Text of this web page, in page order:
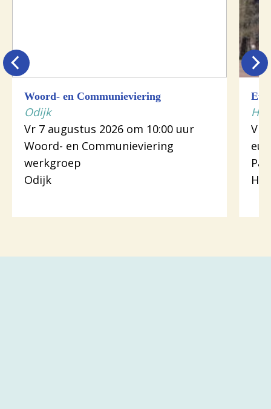
Woord- en Communieviering
Odijk
Vr 7 augustus 2026 om 10:00 uur
Woord- en Communieviering
werkgroep
Odijk
Vr